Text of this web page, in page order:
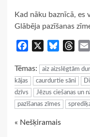
Kad nāku baznīcā, es
Glābēja pazīšanas
Facebook Bluesky
Tēmas: aiz aizslēgtām
kājas
caurdurtie sāni
dzīvs
Jēzus ciešanas un
pazīšanas zīmes
Continue
« Nešķiramais